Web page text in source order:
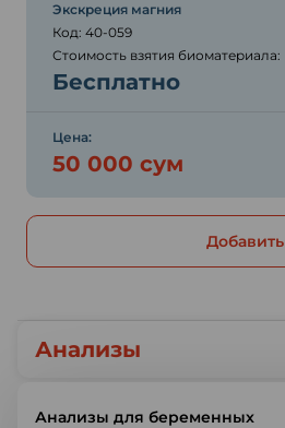
Анализы
Анализы для беременных
Экскреция магния
Код: 40-059
Стоимость взятия биоматериала:
Бесплатно
Цена:
50 000 сум
Добавить